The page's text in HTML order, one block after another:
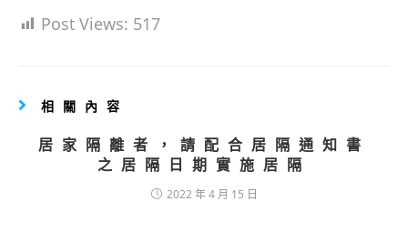
Post Views: 517
相關內容
居家隔離者，請配合居隔通知書
之居隔日期實施居隔
2022 年 4 月 15 日